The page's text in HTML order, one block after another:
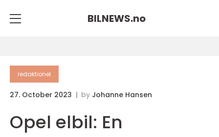
BILNEWS.no
redaktionel
27. October 2023 by Johanne Hansen
Opel elbil: En